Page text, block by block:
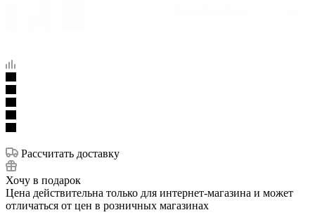
Рассчитать доставку
Хочу в подарок
Цена действительна только для интернет-магазина и может
отличаться от цен в розничных магазинах